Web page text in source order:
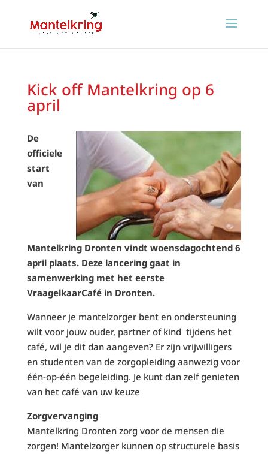
Kick off Mantelkring op 6
april
De
officiele
start
van
Mantelkring Dronten vindt woensdagochtend 6
april plaats. Deze lancering gaat in
samenwerking met het eerste
VraagelkaarCafé in Dronten.
Wanneer je mantelzorger bent en ondersteuning
wilt voor jouw ouder, partner of kind tijdens het
café, wil je dit dan aangeven? Er zijn vrijwilligers
en studenten van de zorgopleiding aanwezig voor
één-op-één begeleiding. Je kunt dan zelf genieten
van het café van uw keuze
Zorgvervanging
Mantelkring Dronten zorg voor de mensen die
zorgen! Mantelzorger kunnen op structurele basis